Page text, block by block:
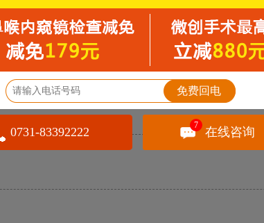
喉咙发臭是怎么回事呀？
查看所有专题
免费回电
0731-83392222 7 在线咨询